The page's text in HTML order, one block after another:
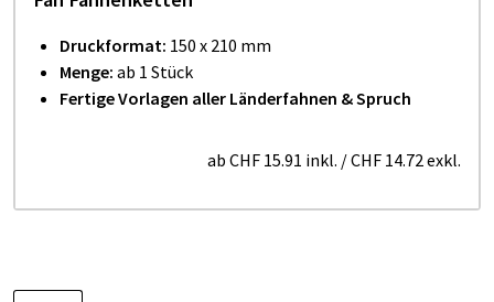
Druckformat: 150 x 210 mm
Menge: ab 1 Stück
Fertige Vorlagen aller Länderfahnen & Spruch
ab CHF 15.91 inkl. /CHF 14.72exkl.